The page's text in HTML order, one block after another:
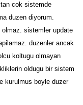
cok sistemde
duzen diyorum.
sistemler update
duzenler ancak
koltugu olmayan
oldugu bir sistem
kurulmus boyle duzer